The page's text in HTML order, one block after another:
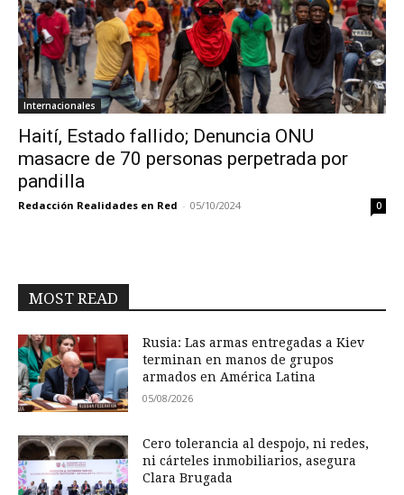
Internacionales
Haití, Estado fallido; Denuncia ONU
masacre de 70 personas perpetrada por
pandilla
Redacción Realidades en Red - 05/10/2024 0
MOST READ
Rusia: Las armas entregadas a Kiev
terminan en manos de grupos
armados en América Latina
05/08/2026
Cero tolerancia al despojo, ni redes,
ni cárteles inmobiliarios, asegura
Clara Brugada